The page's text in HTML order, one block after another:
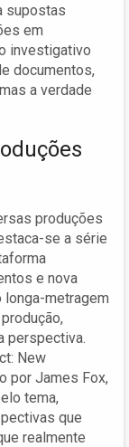
supostas
em
investigativo
documentos,
a verdade
produções
se a série
e nova
metragem
perspectiva.
New
por James Fox,
tema,
que
realmente